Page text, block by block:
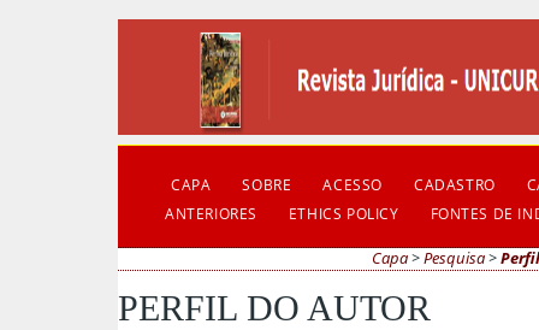
CAPA SOBRE ACESSO CADASTRO
ANTERIORES
ETHICS POLICY FONTES DE
Capa>Pesquisa>
PERFIL DO AUTOR